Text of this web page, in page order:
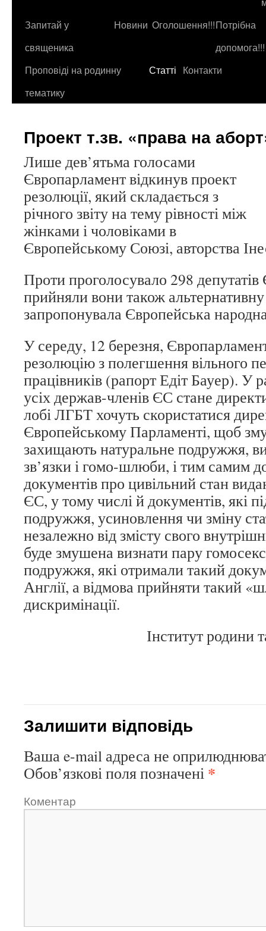
контенту
Запитай у
священика
Новини Оголошення!!!Потрібна
допомога!!!
Проповіді на родинну
тематику
Статті Контакти
Проект т.зв. «права на
Лише дев’ятьма голосами
Європарламент відкинув проект
резолюції, який складається з
річного звіту на тему рівності між
жінками і чоловіками в
Європейському Союзі, авторства
Проти проголосувало 298
прийняли вони також
запропонувала Європейська
У середу, 12 березня,
резолюцію з полегшення вільного
працівників (рапорт Едіт Бауер). У
усіх держав-членів ЄС стане
лобі ЛГБТ хочуть скористатися
Європейському Парламенті, щоб
захищають натуральне подружжя,
зв’язки і гомо-шлюби, і тим самим
документів про цивільний стан
ЄС, у тому числі й документів, які
подружжя, усиновлення чи зміну
незалежно від змісту свого
буде змушена визнати пару
подружжя, які отримали такий
Англії, а відмова прийняти такий
дискримінації.
Інститут родини
Залишити відповідь
Ваша e-mail адреса не
Обов’язкові поля позначені *
Коментар